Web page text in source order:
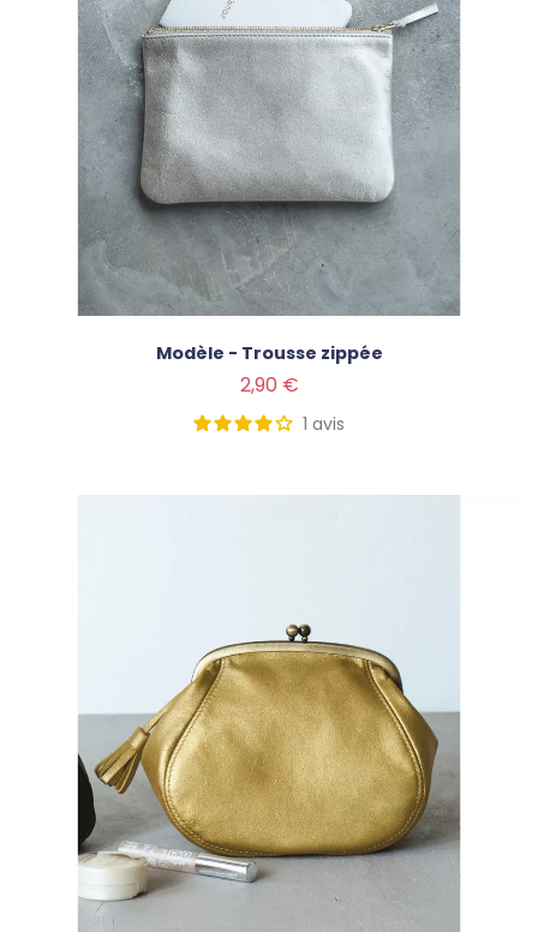
Modèle - Trousse zippée
2,90 €
1 avis